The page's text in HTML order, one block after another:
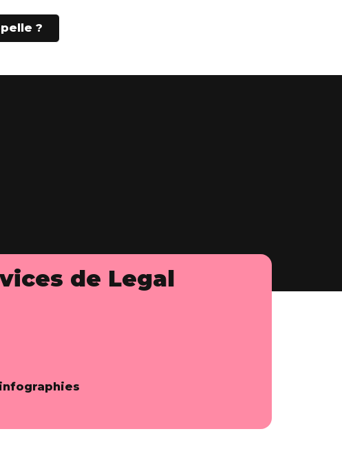
?
de Legal